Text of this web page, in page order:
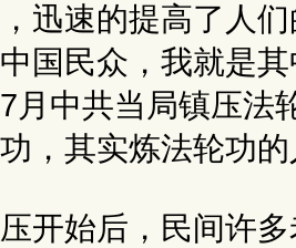
迅速的提高了人
国民众，我就是
月中共当局镇压法
，其实炼法轮功
开始后，民间许